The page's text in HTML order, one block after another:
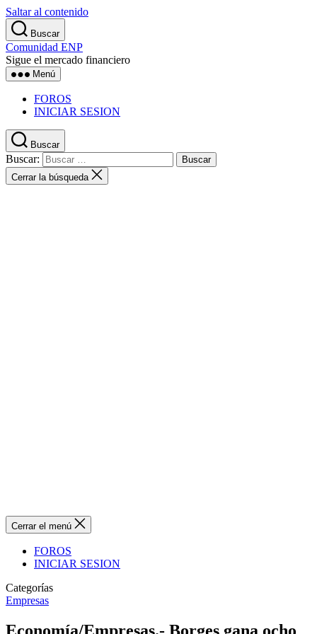
Saltar al contenido
Buscar
Comunidad ENP
Sigue el mercado financiero
Menú
FOROS
INICIAR SESION
Buscar
Buscar:
Cerrar la búsqueda
Cerrar el menú
FOROS
INICIAR SESION
Categorías
Empresas